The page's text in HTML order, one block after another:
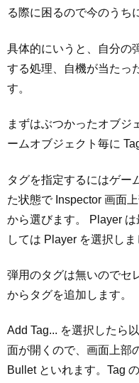
る際に困るので今のうち
具体的にいうと、自分の
する処理、自機が当たっ
す。
まずはぶつかったオブジ
ームオブジェクト毎に
タグを指定するにはゲー
た状態で Inspector 画面
から選びます。 Player
しては Player を選択しま
弾用のタグは無いのでセ
からタグを追加します。
Add Tag... を選択したら
面が開くので、画面上部
Bullet といれます。Tag